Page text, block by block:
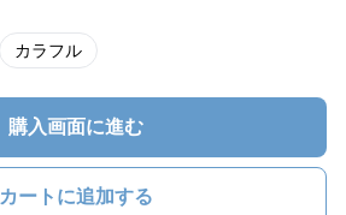
カラフル
購入画面に進む
カートに追加する